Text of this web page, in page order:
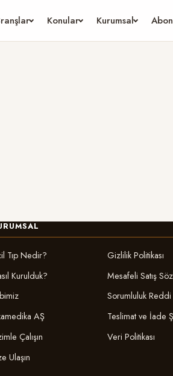
Konular Kurumsal
Tıp Nedir?
Kurulduk?
AŞ
Çalışın
Ulaşın
Gizlilik Politikası
Mesafeli Satış
Sorumluluk Reddi
Teslimat ve İade
Veri Politikası